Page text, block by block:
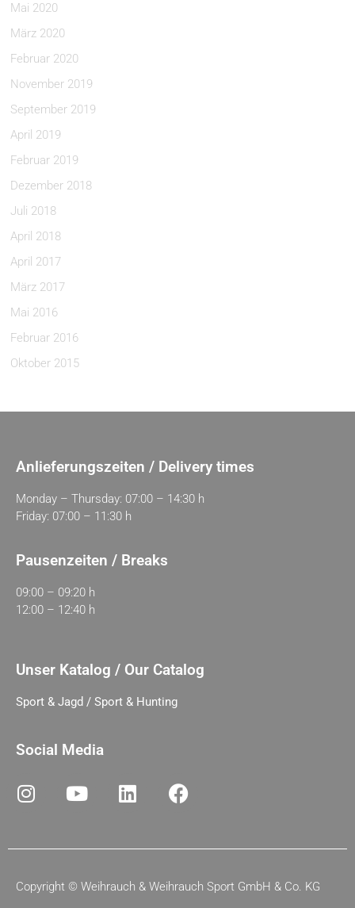
Mai 2020
März 2020
Februar 2020
November 2019
September 2019
April 2019
Februar 2019
Dezember 2018
Juli 2018
April 2018
April 2017
März 2017
Mai 2016
Februar 2016
Oktober 2015
Anlieferungszeiten / Delivery times
Monday – Thursday: 07:00 – 14:30 h
Friday: 07:00 – 11:30 h
Pausenzeiten / Breaks
09:00 – 09:20 h
12:00 – 12:40 h
Unser Katalog / Our Catalog
Sport & Jagd / Sport & Hunting
Social Media
Copyright © Weihrauch & Weihrauch Sport GmbH & Co. KG